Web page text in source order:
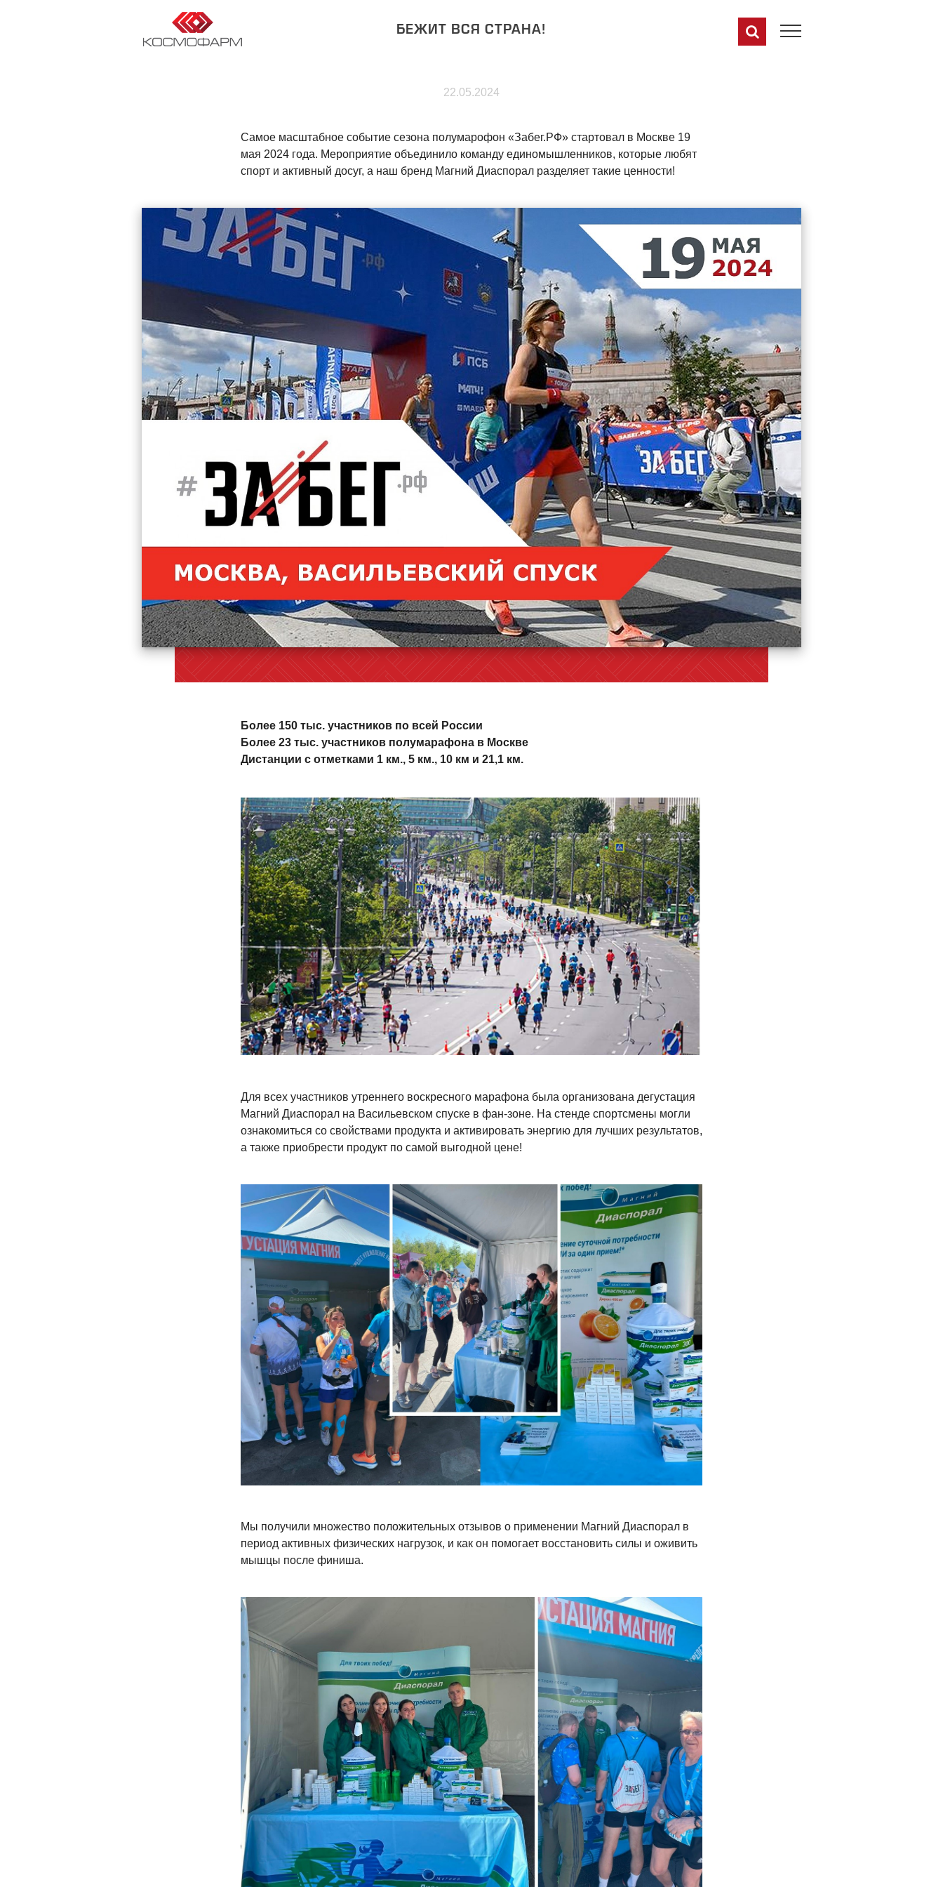
БЕЖИТ ВСЯ СТРАНА!
22.05.2024
Самое масштабное событие сезона полумарофон «Забег.РФ» стартовал в Москве 19
мая 2024 года. Мероприятие объединило команду единомышленников, которые любят
спорт и активный досуг, а наш бренд Магний Диаспорал разделяет такие ценности!
Более 150 тыс. участников по всей России
Более 23 тыс. участников полумарафона в Москве
Дистанции с отметками 1 км., 5 км., 10 км и 21,1 км.
Для всех участников утреннего воскресного марафона была организована дегустация
Магний Диаспорал на Васильевском спуске в фан-зоне. На стенде спортсмены могли
ознакомиться со свойствами продукта и активировать энергию для лучших результатов,
а также приобрести продукт по самой выгодной цене!
Мы получили множество положительных отзывов о применении Магний Диаспорал в
период активных физических нагрузок, и как он помогает восстановить силы и оживить
мышцы после финиша.